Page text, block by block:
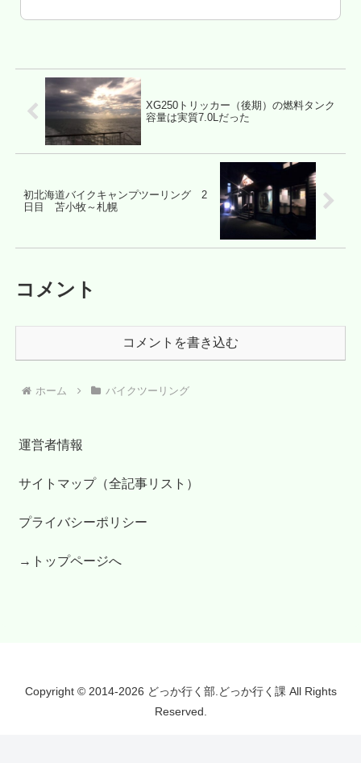
る栃木 那須烏山へ 常陸大宮市の方向性
XG250トリッカー（後期）の燃料タンク
容量は実質7.0Lだった
初北海道バイクキャンプツーリング 2
日目 苫小牧～札幌
コメント
コメントを書き込む
ホーム バイクツーリング
運営者情報
サイトマップ（全記事リスト）
プライバシーポリシー
→トップページへ
Copyright © 2014-2026 どっか行く部.どっか行く課 All Rights
Reserved.